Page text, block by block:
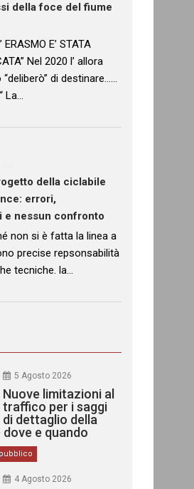
della foce del fiume
E’ STATA
Nel 2020 l’ allora
di destinare……
La…
della ciclabile
errori,
e nessun confronto
non si è fatta la linea a
precise repsonsabilità
tecniche. la…
5 Agosto 2026
Nuove limitazioni al
traffico per i saggi
di dettaglio della
dove e quando
4 Agosto 2026